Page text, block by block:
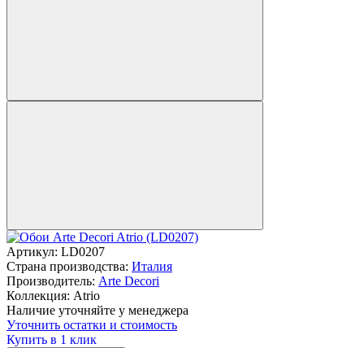
Артикул: LD0207
Страна производства: Италия
Производитель: Arte Decori
Коллекция: Atrio
Наличие уточняйте у менеджера
Уточнить остатки и стоимость
Купить в 1 клик